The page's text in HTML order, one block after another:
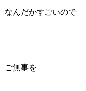
なんだかすごいので
ご無事を